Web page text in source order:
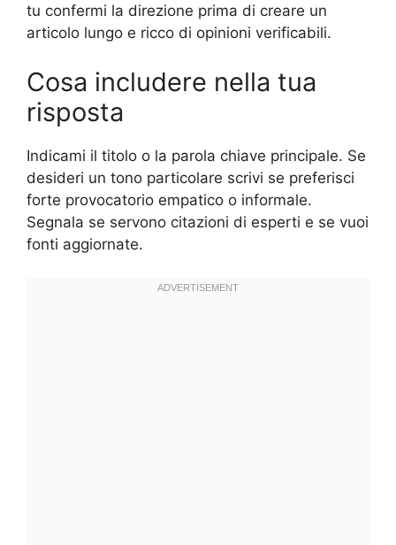
tu confermi la direzione prima di creare un
articolo lungo e ricco di opinioni verificabili.
Cosa includere nella tua
risposta
Indicami il titolo o la parola chiave principale. Se
desideri un tono particolare scrivi se preferisci
forte provocatorio empatico o informale.
Segnala se servono citazioni di esperti e se vuoi
fonti aggiornate.